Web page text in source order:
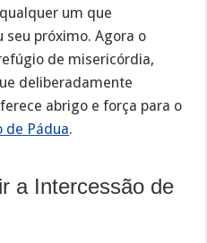
um que
próximo. Agora o
de misericórdia,
deliberadamente
abrigo e força para o
de Pádua.
a Intercessão de